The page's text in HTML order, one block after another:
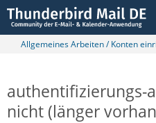
Allgemeines Arbeiten / Konten
authentifizierungs-
nicht (länger